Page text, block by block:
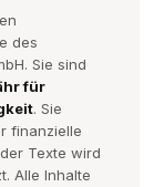
des
Sie sind
für
. Sie
finanzielle
Texte wird
Alle Inhalte